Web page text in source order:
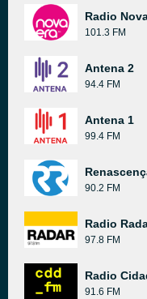
Radio
101.3 FM
Antena 2
94.4 FM
Antena 1
99.4 FM
90.2 FM
Radio
97.8 FM
Radio
91.6 FM